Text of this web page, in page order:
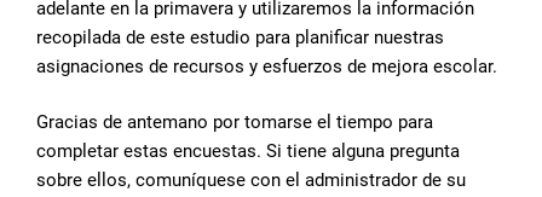
adelante en la primavera y utilizaremos la información
recopilada de este estudio para planificar nuestras
asignaciones de recursos y esfuerzos de mejora escolar.
Gracias de antemano por tomarse el tiempo para
completar estas encuestas. Si tiene alguna pregunta
sobre ellos, comuníquese con el administrador de su